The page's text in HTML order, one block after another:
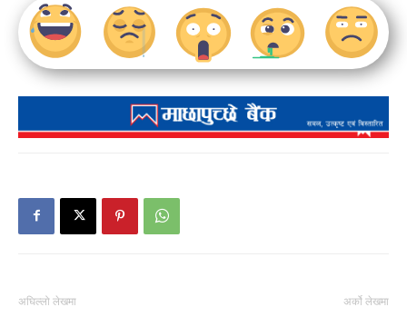
अघिल्लो लेखमा अर्को लेखमा